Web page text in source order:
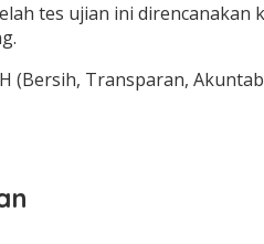
tes ujian ini
(Bersih, Transparan,